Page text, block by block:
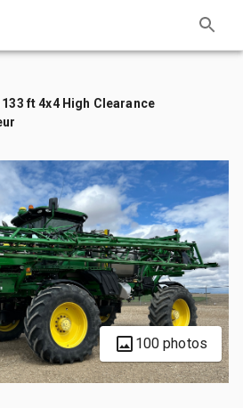
ft 4x4 High Clearance
100 photos